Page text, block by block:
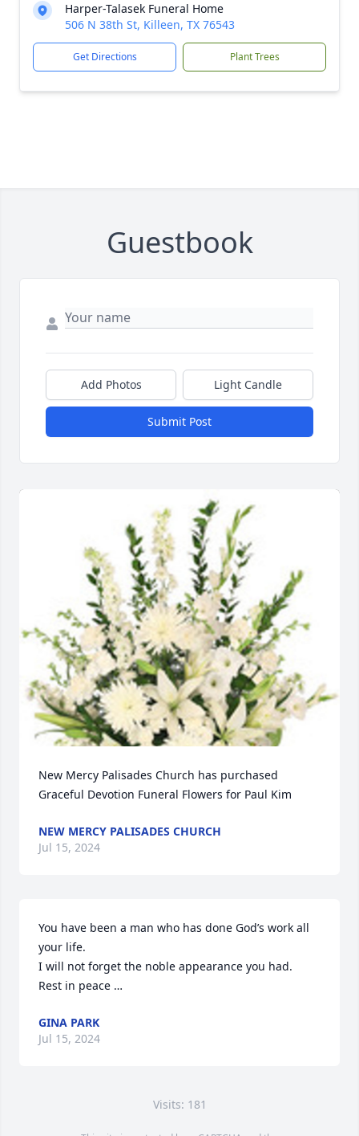
Harper-Talasek Funeral Home
506 N 38th St, Killeen, TX 76543
Get Directions Plant Trees
Guestbook
Add Photos Light Candle
Submit Post
New Mercy Palisades Church has purchased
Graceful Devotion Funeral Flowers for Paul Kim
NEW MERCY PALISADES CHURCH
Jul 15, 2024
You have been a man who has done God’s work all
your life.
I will not forget the noble appearance you had.
Rest in peace …
GINA PARK
Jul 15, 2024
Visits: 181